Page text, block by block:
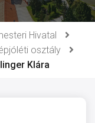
Hivatal
osztály
Klára